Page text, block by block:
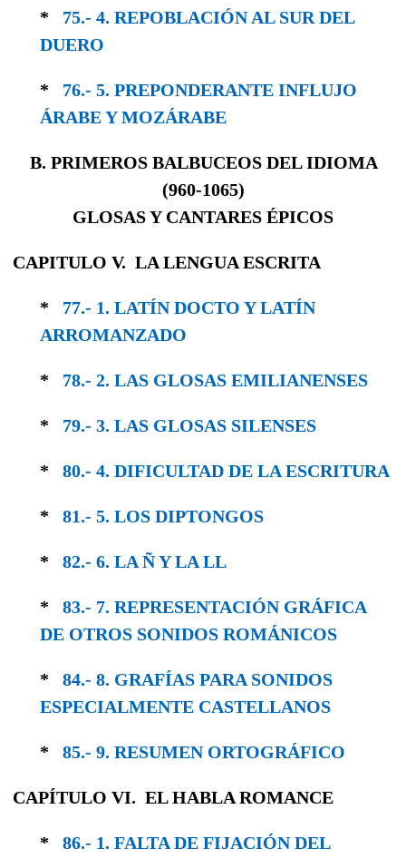
* 75.- 4. REPOBLACIÓN AL SUR DEL
DUERO
* 76.- 5. PREPONDERANTE INFLUJO
ÁRABE Y MOZÁRABE
B. PRIMEROS BALBUCEOS DEL IDIOMA
(960-1065)
GLOSAS Y CANTARES ÉPICOS
CAPITULO V. LA LENGUA ESCRITA
* 77.- 1. LATÍN DOCTO Y LATÍN
ARROMANZADO
* 78.- 2. LAS GLOSAS EMILIANENSES
* 79.- 3. LAS GLOSAS SILENSES
* 80.- 4. DIFICULTAD DE LA ESCRITURA
* 81.- 5. LOS DIPTONGOS
* 82.- 6. LA Ñ Y LA LL
* 83.- 7. REPRESENTACIÓN GRÁFICA
DE OTROS SONIDOS ROMÁNICOS
* 84.- 8. GRAFÍAS PARA SONIDOS
ESPECIAL­MENTE CASTELLANOS
* 85.- 9. RESUMEN ORTOGRÁFICO
CAPÍTULO VI. EL HABLA ROMANCE
* 86.- 1. FALTA DE FIJACIÓN DEL